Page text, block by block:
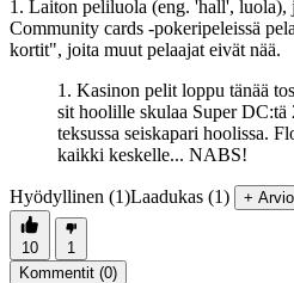
1. Laiton peliluola (eng. 'hall', luola),
Community cards -pokeripeleissä
kortit", joita muut pelaajat eivät nää.
1. Kasinon pelit loppu tänää
sit hoolille skulaa Super
teksussa seiskapari hoolissa.
kaikki keskelle... NABS!
Hyödyllinen (1)Laadukas (1) + Arvio
10
1
Kommentit (0)